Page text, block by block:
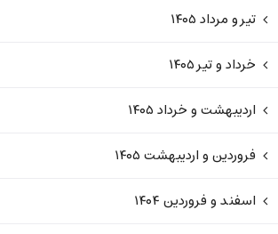
تیر و مرداد ۱۴۰۵
خرداد و تیر ۱۴۰۵
اردیبهشت و خرداد ۱۴۰۵
فروردین و اردیبهشت ۱۴۰۵
اسفند و فروردین ۱۴۰۴